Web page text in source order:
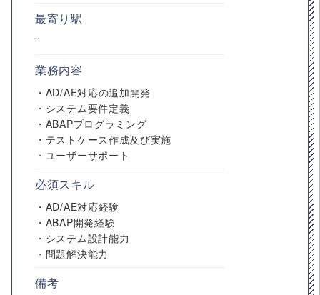
最寄り駅
''
業務内容
・AD/AE対応の追加開発
・システム要件定義
・ABAPプログラミング
・テストケース作成及び実施
・ユーザーサポート
必須スキル
・AD/AE対応経験
・ABAP開発経験
・システム設計能力
・問題解決能力
備考